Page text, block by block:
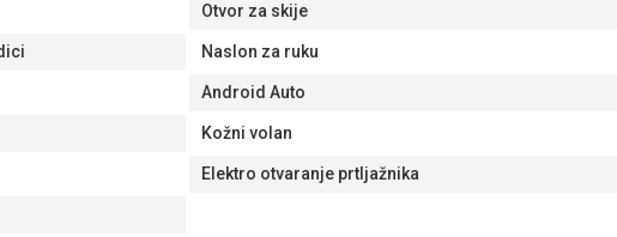
Otvor za skije
Naslon za ruku
Android Auto
Kožni volan
Elektro otvaranje prtljažnika